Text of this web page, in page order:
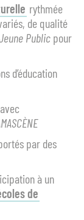
rythmée
de qualité
Public pour
d’éducation
avec
par des
à un
de